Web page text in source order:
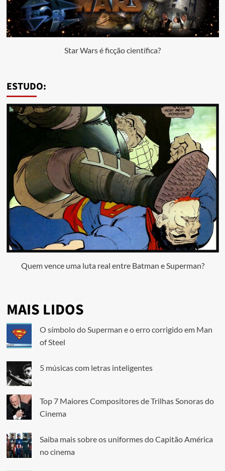
Star Wars é ficção científica?
ESTUDO:
Quem vence uma luta real entre Batman e Superman?
MAIS LIDOS
O símbolo do Superman e o erro corrigido em Man
of Steel
5 músicas com letras inteligentes
Top 7 Maiores Compositores de Trilhas Sonoras do
Cinema
Saiba mais sobre os uniformes do Capitão América
no cinema